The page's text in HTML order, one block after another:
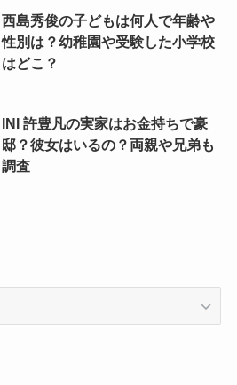
西島秀俊の子どもは何人で年齢や
性別は？幼稚園や受験した小学校
はどこ？
INI 許豊凡の実家はお金持ちで豪
邸？彼女はいるの？両親や兄弟も
調査